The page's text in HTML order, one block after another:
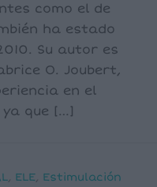
como el de
ha estado
Su autor es
O. Joubert,
en el
que […]
, ELE, Estimulación